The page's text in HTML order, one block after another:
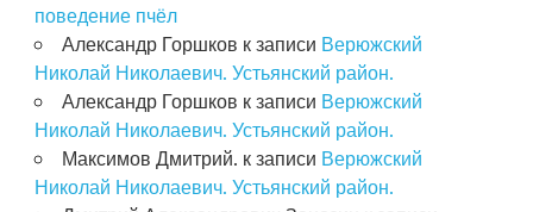
поведение пчёл
Александр Горшков к записи Верюжский
Николай Николаевич. Устьянский район.
Александр Горшков к записи Верюжский
Николай Николаевич. Устьянский район.
Максимов Дмитрий. к записи Верюжский
Николай Николаевич. Устьянский район.